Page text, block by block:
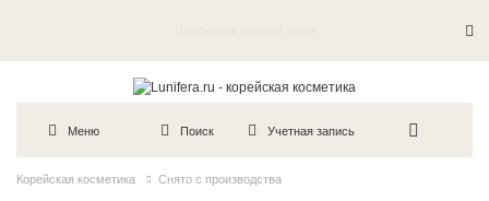
Пробники в каждый заказ
Меню Поиск Учетная запись
Корейская косметика Снято с производства